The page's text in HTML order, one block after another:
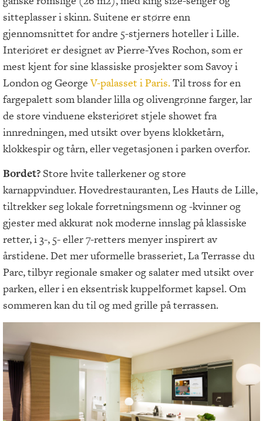
sitteplasser i skinn. Suitene er større enn
gjennomsnittet for andre 5-stjerners hoteller i Lille.
Interiøret er designet av Pierre-Yves Rochon, som er
mest kjent for sine klassiske prosjekter som Savoy i
London og GeorgeV-palasset i Paris.Til tross for en
fargepalett som blander lilla og olivengrønne farger, lar
de store vinduene eksteriøret stjele showet fra
innredningen, med utsikt over byens klokketårn,
klokkespir og tårn, eller vegetasjonen i parken overfor.
Bordet?Store hvite tallerkener og store
karnappvinduer. Hovedrestauranten, Les Hauts de Lille,
tiltrekker seg lokale forretningsmenn og -kvinner og
gjester med akkurat nok moderne innslag på klassiske
retter, i 3-, 5- eller 7-retters menyer inspirert av
årstidene. Det mer uformelle brasseriet, La Terrasse du
Parc, tilbyr regionale smaker og salater med utsikt over
parken, eller i en eksentrisk kuppelformet kapsel. Om
sommeren kan du til og med grille på terrassen.